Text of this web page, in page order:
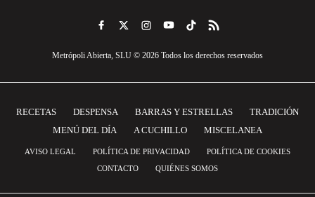
Metrópoli Abierta, SLU © 2026 Todos los derechos reservados
RECETAS DESPENSA BARRAS Y ESTRELLAS
TRADICIÓN
MENÚ DEL DÍA
A CUCHILLO MISCELANEA
AVISO LEGAL POLÍTICA DE PRIVACIDAD
POLÍTICA DE COOKIES
CONTACTO
QUIÉNES SOMOS